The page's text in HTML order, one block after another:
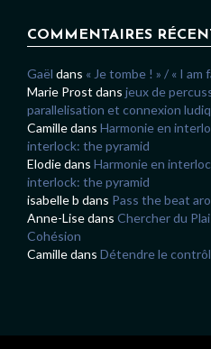
COMMENTAIRES
Gaël dans « Je tombe ! » / « I am
Marie Prost dans jeux de
parallelisation et connexion
Camilledans Harmonie en
interlock: the pyramid
Elodiedans Harmonie en
interlock: the pyramid
isabelle b dans Pass the beat
Anne-Lisedans Chercher du
Cohésion
Camilledans Détendre le